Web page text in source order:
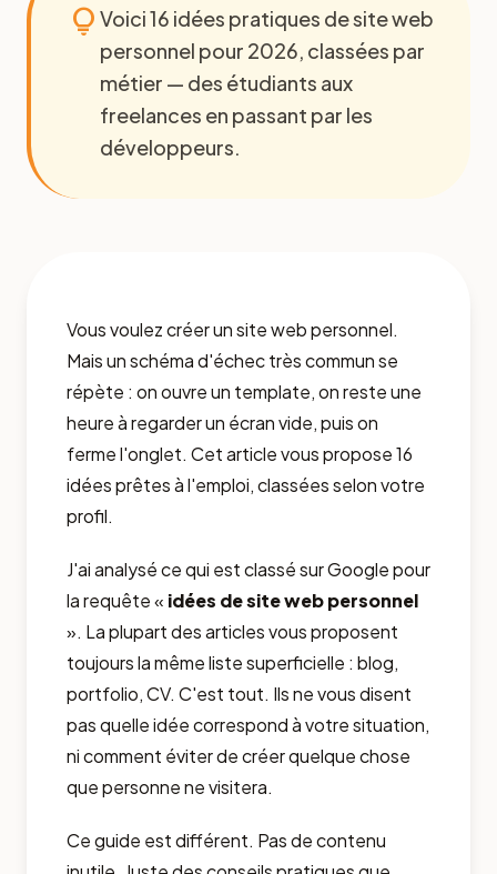
lightbulb Voici 16 idées pratiques de site web
personnel pour 2026, classées par
métier — des étudiants aux
freelances en passant par les
développeurs.
Vous voulez créer un site web personnel.
Mais un schéma d'échec très commun se
répète : on ouvre un template, on reste une
heure à regarder un écran vide, puis on
ferme l'onglet. Cet article vous propose 16
idées prêtes à l'emploi, classées selon votre
profil.
J'ai analysé ce qui est classé sur Google pour
la requête « idées de site web personnel
». La plupart des articles vous proposent
toujours la même liste superficielle : blog,
portfolio, CV. C'est tout. Ils ne vous disent
pas quelle idée correspond à votre situation,
ni comment éviter de créer quelque chose
que personne ne visitera.
Ce guide est différent. Pas de contenu